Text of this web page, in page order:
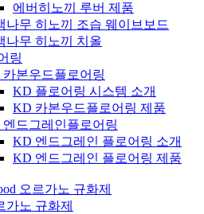
에버히노끼 루버 제품
나무 히노끼 조습 웨이브보드
나무 히노끼 치올
링
본우드플로어링
KD 플로어링 시스템 소개
KD 카본우드플로어링 제품
드그레인플로어링
KD 엔드그레인 플로어링 소개
KD 엔드그레인 플로어링 제품
오르가노 규화제
가노 규화제